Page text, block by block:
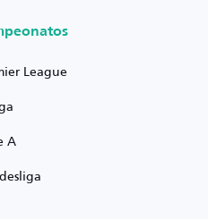
League
A